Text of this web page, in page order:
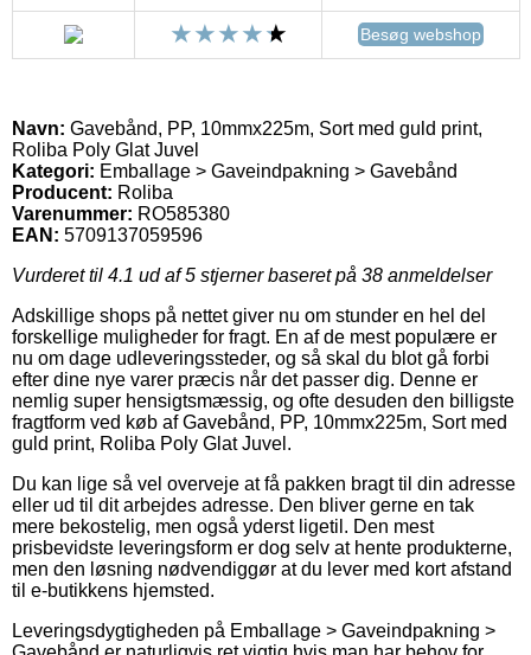
Besøg webshop
Navn: Gavebånd, PP, 10mmx225m, Sort med guld print,
Roliba Poly Glat Juvel
Kategori: Emballage > Gaveindpakning > Gavebånd
Producent: Roliba
Varenummer: RO585380
EAN: 5709137059596
Vurderet til 4.1 ud af 5 stjerner baseret på 38 anmeldelser
Adskillige shops på nettet giver nu om stunder en hel del
forskellige muligheder for fragt. En af de mest populære er
nu om dage udleveringssteder, og så skal du blot gå forbi
efter dine nye varer præcis når det passer dig. Denne er
nemlig super hensigtsmæssig, og ofte desuden den billigste
fragtform ved køb af Gavebånd, PP, 10mmx225m, Sort med
guld print, Roliba Poly Glat Juvel.
Du kan lige så vel overveje at få pakken bragt til din adresse
eller ud til dit arbejdes adresse. Den bliver gerne en tak
mere bekostelig, men også yderst ligetil. Den mest
prisbevidste leveringsform er dog selv at hente produkterne,
men den løsning nødvendiggør at du lever med kort afstand
til e-butikkens hjemsted.
Leveringsdygtigheden på Emballage > Gaveindpakning >